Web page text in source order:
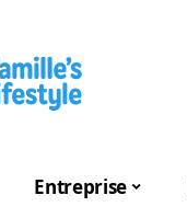
Entreprise